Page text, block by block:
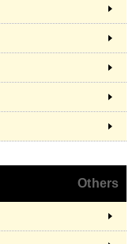
Others